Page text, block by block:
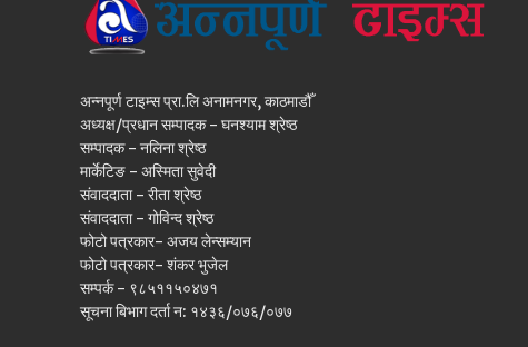
अन्नपूर्ण टाइम्स प्रा.लि अनामनगर, काठमाडौँ
अध्यक्ष/प्रधान सम्पादक - घनश्याम श्रेष्ठ
सम्पादक - नलिना श्रेष्ठ
मार्केटिङ - अस्मिता सुवेदी
संवाददाता - रीता श्रेष्ठ
संवाददाता - गोविन्द श्रेष्ठ
फोटो पत्रकार- अजय लेन्सम्यान
फोटो पत्रकार- शंकर भुजेल
सम्पर्क - ९८५११५०४७१
सूचना बिभाग दर्ता न: १४३६/०७६/०७७